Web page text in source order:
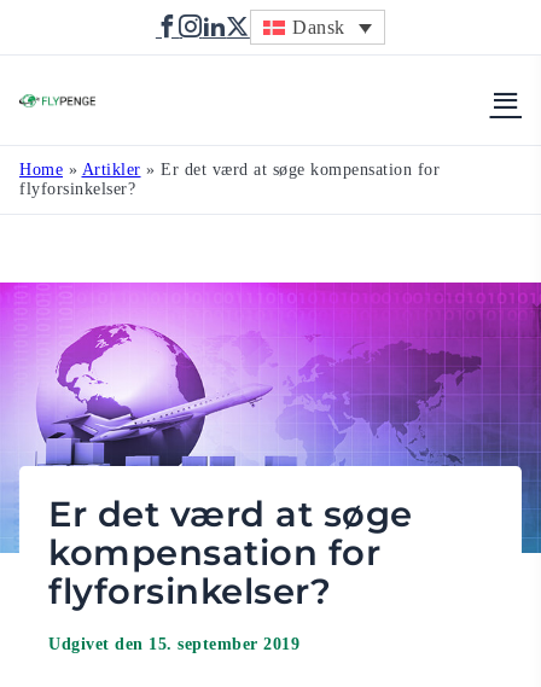
Dansk
Home » Artikler » Er det værd at søge kompensation for
flyforsinkelser?
Er det værd at søge
kompensation for
flyforsinkelser?
Udgivet den 15. september 2019